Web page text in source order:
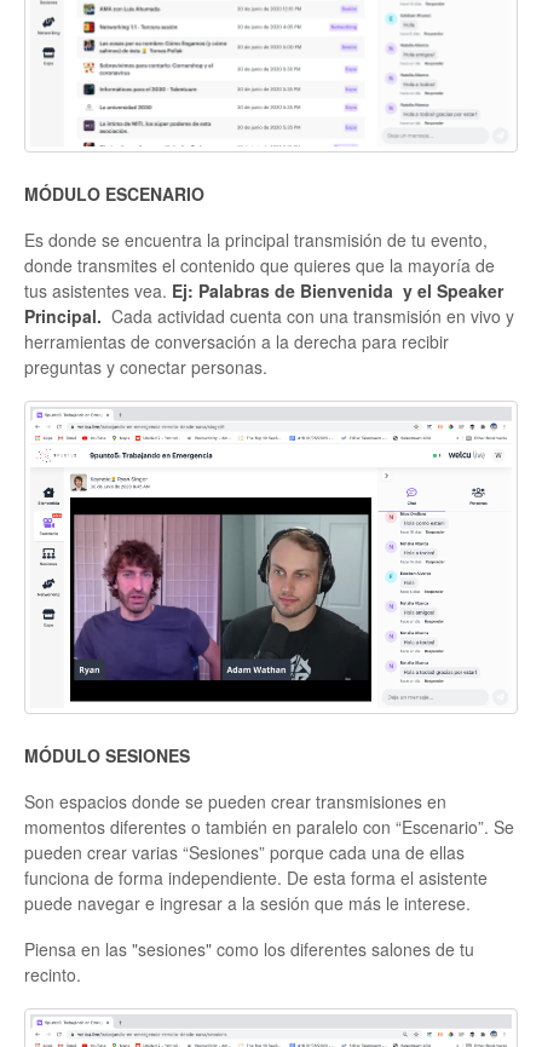
MÓDULO ESCENARIO
Es donde se encuentra la principal transmisión de tu evento,
donde transmites el contenido que quieres que la mayoría de
tus asistentes vea. Ej: Palabras de Bienvenida y el Speaker
Principal. Cada actividad cuenta con una transmisión en vivo y
herramientas de conversación a la derecha para recibir
preguntas y conectar personas.
MÓDULO SESIONES
Son espacios donde se pueden crear transmisiones en
momentos diferentes o también en paralelo con “Escenario”. Se
pueden crear varias “Sesiones” porque cada una de ellas
funciona de forma independiente. De esta forma el asistente
puede navegar e ingresar a la sesión que más le interese.
Piensa en las "sesiones" como los diferentes salones de tu
recinto.